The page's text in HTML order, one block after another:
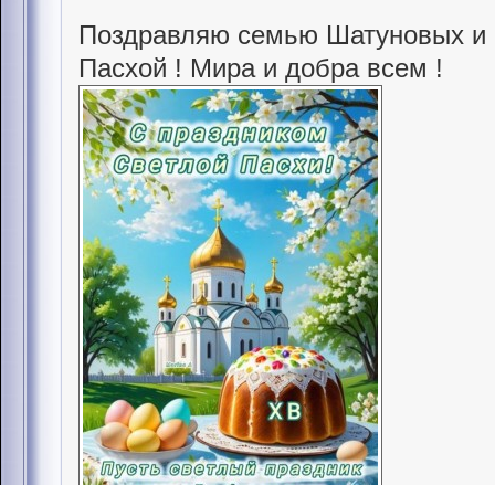
Поздравляю семью Шатуновых
Пасхой ! Мира и добра всем !